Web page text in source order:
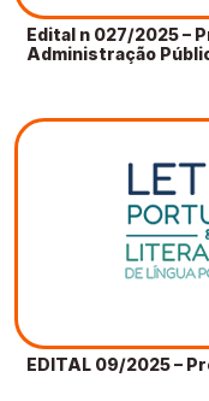
Edital n 027/2025 –
Administração
EDITAL 09/2025 –